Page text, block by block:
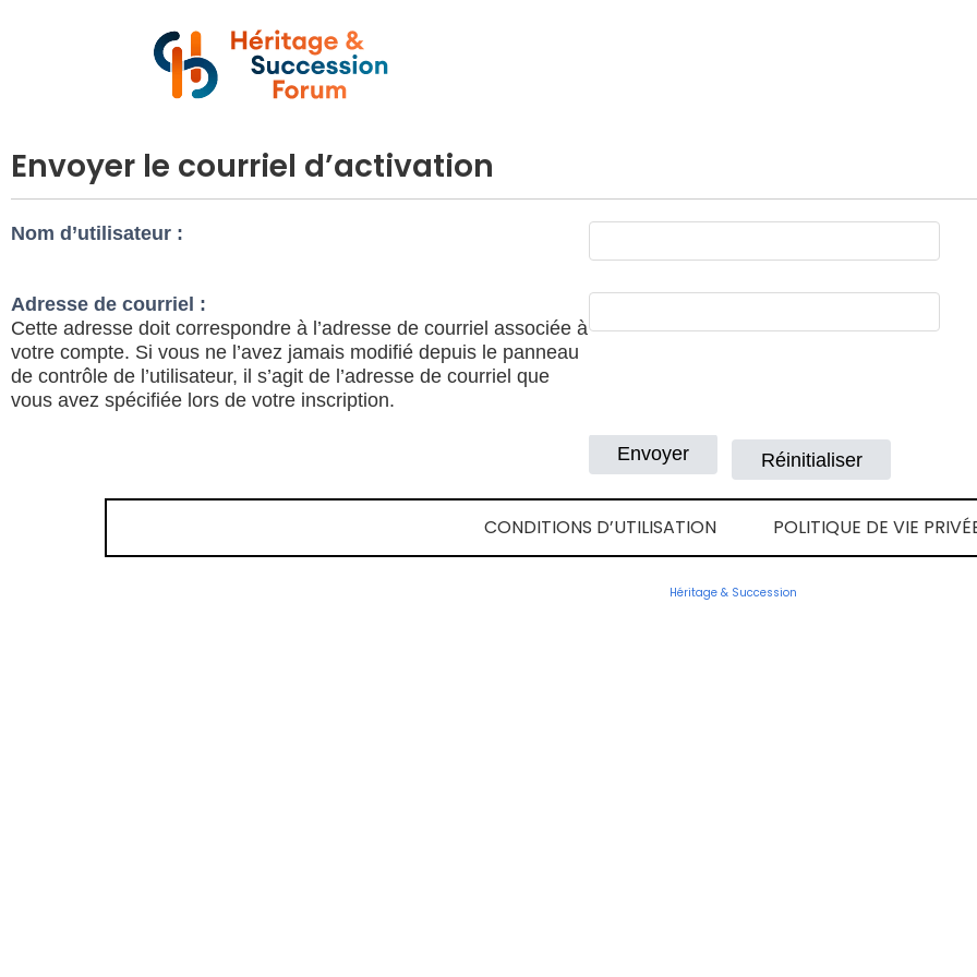
Envoyer le courriel d’activation
Nom d’utilisateur :
Adresse de courriel :
Cette adresse doit correspondre à l’adresse de courriel associée à
votre compte. Si vous ne l’avez jamais modifié depuis le panneau
de contrôle de l’utilisateur, il s’agit de l’adresse de courriel que
vous avez spécifiée lors de votre inscription.
CONDITIONS D’UTILISATION POLITIQUE DE VIE
Héritage & Succession